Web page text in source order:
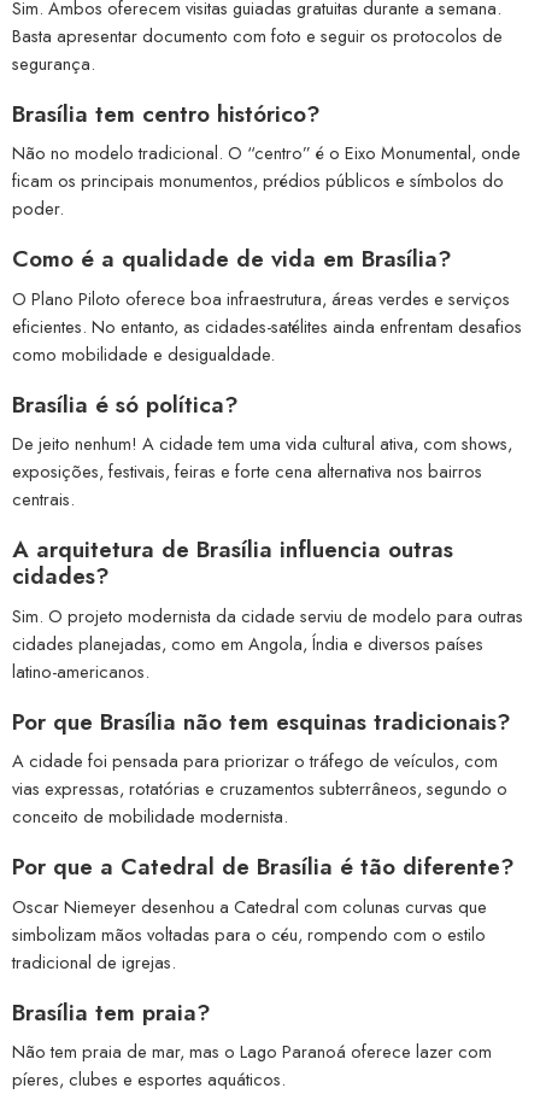
Sim. Ambos oferecem visitas guiadas gratuitas durante a semana.
Basta apresentar documento com foto e seguir os protocolos de
segurança.
Brasília tem centro histórico?
Não no modelo tradicional. O “centro” é o Eixo Monumental, onde
ficam os principais monumentos, prédios públicos e símbolos do
poder.
Como é a qualidade de vida em Brasília?
O Plano Piloto oferece boa infraestrutura, áreas verdes e serviços
eficientes. No entanto, as cidades-satélites ainda enfrentam desafios
como mobilidade e desigualdade.
Brasília é só política?
De jeito nenhum! A cidade tem uma vida cultural ativa, com shows,
exposições, festivais, feiras e forte cena alternativa nos bairros
centrais.
A arquitetura de Brasília influencia outras
cidades?
Sim. O projeto modernista da cidade serviu de modelo para outras
cidades planejadas, como em Angola, Índia e diversos países
latino-americanos.
Por que Brasília não tem esquinas tradicionais?
A cidade foi pensada para priorizar o tráfego de veículos, com
vias expressas, rotatórias e cruzamentos subterrâneos, segundo o
conceito de mobilidade modernista.
Por que a Catedral de Brasília é tão diferente?
Oscar Niemeyer desenhou a Catedral com colunas curvas que
simbolizam mãos voltadas para o céu, rompendo com o estilo
tradicional de igrejas.
Brasília tem praia?
Não tem praia de mar, mas o Lago Paranoá oferece lazer com
píeres, clubes e esportes aquáticos.